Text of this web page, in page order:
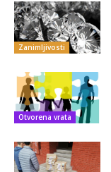
Zanimljivosti
Otvorena vrata